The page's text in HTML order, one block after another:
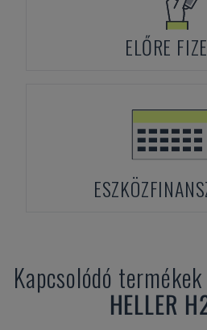
ELŐRE
Kapcsolódó
HELLER